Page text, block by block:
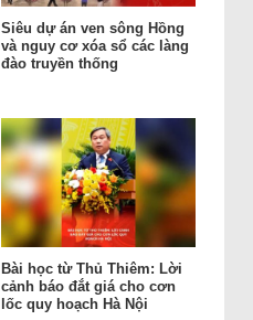
Siêu dự án ven sông Hồng
và nguy cơ xóa sổ các làng
đào truyền thống
Bài học từ Thủ Thiêm: Lời
cảnh báo đắt giá cho cơn
lốc quy hoạch Hà Nội